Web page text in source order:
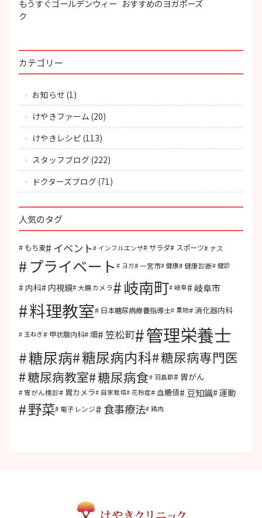
もうすぐゴールデンウィー
ク
おすすめのヨガポーズ
カテゴリー
お知らせ (1)
けやきファーム (20)
けやきレシピ (113)
スタッフブログ (222)
ドクターズブログ (71)
人気のタグ
もち麦 イベント インフルエンザ サラダ スポーツ ナス
プライベート ヨガ 一宮市 健康 健康診断 健診
内科 内視鏡 大腸カメラ 岐南町 岐阜 岐阜市
料理教室 日本糖尿病療養指導士 果物 消化器内科
玉ねぎ 甲状腺内科 畑 笠松町 管理栄養士
糖尿病 糖尿病内科 糖尿病専門医
糖尿病教室 糖尿病食 羽島郡 胃がん
胃がん検診 胃カメラ 自家栽培 花粉症 血糖値 豆知識 運動
野菜 電子レンジ 食事療法 鶏肉